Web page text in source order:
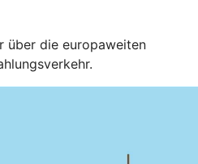
über die europaweiten